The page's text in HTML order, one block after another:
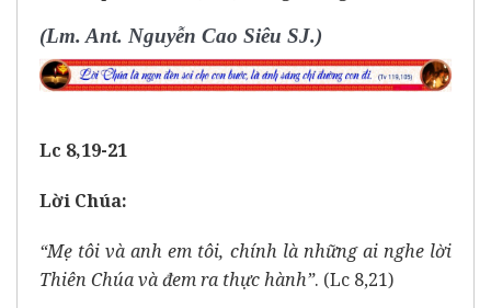
(Lm. Ant. Nguyễn Cao Siêu SJ.)
Lc 8,19-21
Lời Chúa:
“Mẹ tôi và anh em tôi, chính là những ai nghe lời
Thiên Chúa và đem ra thực hành”. (Lc 8,21)